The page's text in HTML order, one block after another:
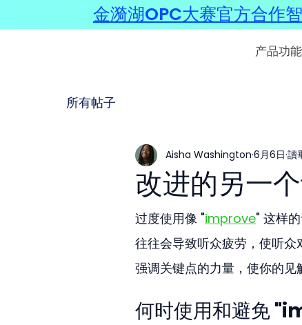
产品功能
所有帖子
改进的另一
Aisha Washington 6月6日 讀
过度使用像 "improve" 这样
往往会导致听众疲劳，使听
强调关键点的力量，使你的见
何时使用和避免
金漪湖OPC大赛官方合作